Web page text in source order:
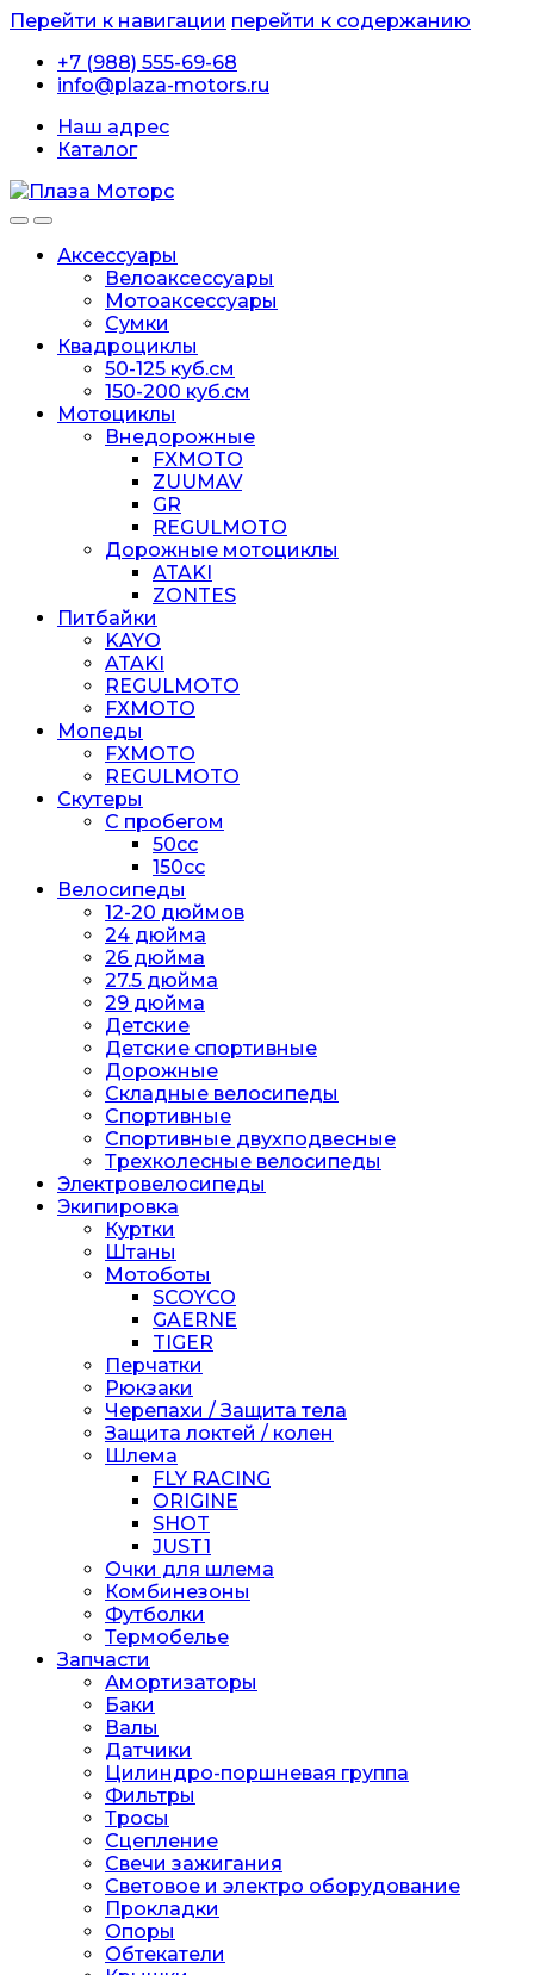
Перейти к навигации перейти к содержанию
+7 (988) 555-69-68
info@plaza-motors.ru
Наш адрес
Каталог
Аксессуары
Велоаксессуары
Мотоаксессуары
Сумки
Квадроциклы
50-125 куб.см
150-200 куб.см
Мотоциклы
Внедорожные
FXMOTO
ZUUMAV
GR
REGULMOTO
Дорожные мотоциклы
ATAKI
ZONTES
Питбайки
KAYO
ATAKI
REGULMOTO
FXMOTO
Мопеды
FXMOTO
REGULMOTO
Скутеры
С пробегом
50cc
150cc
Велосипеды
12-20 дюймов
24 дюйма
26 дюйма
27.5 дюйма
29 дюйма
Детские
Детские спортивные
Дорожные
Складные велосипеды
Спортивные
Спортивные двухподвесные
Трехколесные велосипеды
Электровелосипеды
Экипировка
Куртки
Штаны
Мотоботы
SCOYCO
GAERNE
TIGER
Перчатки
Рюкзаки
Черепахи / Защита тела
Защита локтей / колен
Шлема
FLY RACING
ORIGINE
SHOT
JUST1
Очки для шлема
Комбинезоны
Футболки
Термобелье
Запчасти
Амортизаторы
Баки
Валы
Датчики
Цилиндро-поршневая группа
Фильтры
Тросы
Сцепление
Свечи зажигания
Световое и электро оборудование
Прокладки
Опоры
Обтекатели